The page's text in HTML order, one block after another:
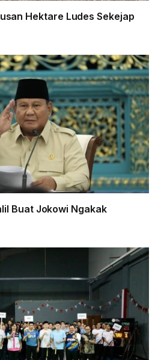
Hektare Ludes Sekejap
Buat Jokowi Ngakak